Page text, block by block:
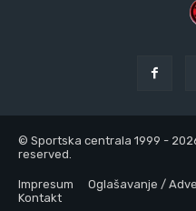
© Sportska centrala 1999 -
reserved.
Impresum Oglašavanje /
Kontakt